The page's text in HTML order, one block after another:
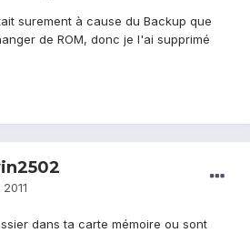
surement à cause du Backup que
de ROM, donc je l'ai supprimé
dans ta carte mémoire ou sont